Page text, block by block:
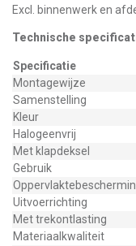
Excl. binnenwerk en
Technische
Specificatie
Montagewijze
Samenstelling
Kleur
Halogeenvrij
Met klapdeksel
Gebruik
Uitvoerrichting
Met trekontlasting
Materiaalkwaliteit